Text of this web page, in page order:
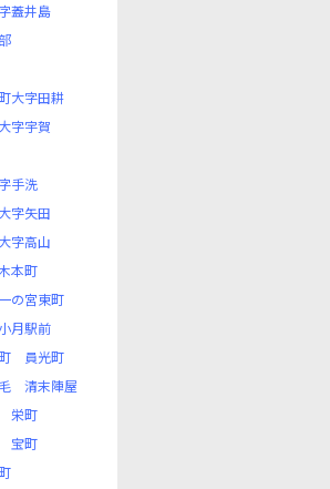
蓋井島
大字田耕
字宇賀
手洗
字矢田
字高山
本町
一の宮東町
小月駅前
員光町
清末陣屋
栄町
宝町